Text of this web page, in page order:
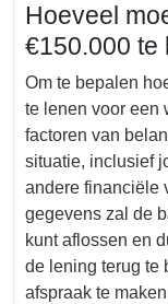
Hoeveel
€150.000 te
Om te bepalen
te lenen voor een
factoren van
situatie, inclusief
andere financiële
gegevens zal de
kunt aflossen en
de lening terug te
afspraak te